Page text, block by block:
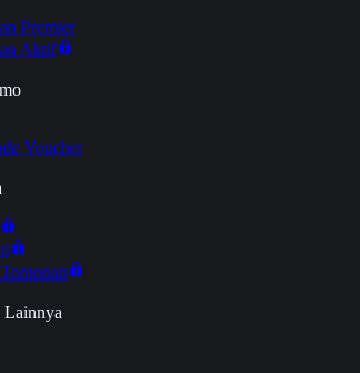
Premier
Aktif
Voucher
Lainnya